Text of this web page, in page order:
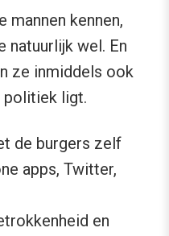
mannen kennen,
natuurlijk wel. En
ze inmiddels ook
politiek ligt.
de burgers zelf
apps, Twitter,
en